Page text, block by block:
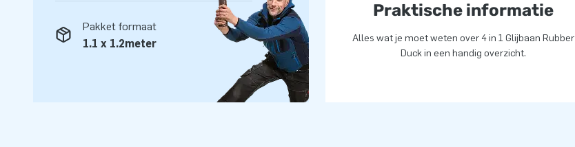
Pakket formaat
1.1 x 1.2meter
Praktische informatie
Alles wat je moet weten over 4 in 1 Glijbaan Rubber
Duck in een handig overzicht.